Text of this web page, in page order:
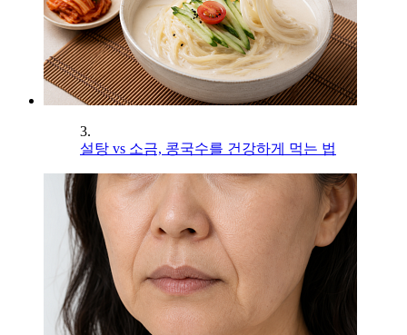
3.
설탕 vs 소금, 콩국수를 건강하게 먹는 법